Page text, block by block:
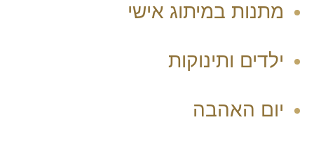
מתנות במיתוג אישי
ילדים ותינוקות
יום האהבה